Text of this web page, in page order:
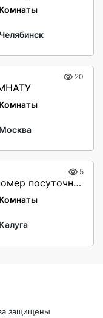
Комнаты
Челябинск
20
Комнаты
Москва
5
Сдается номер посуточно Калуга
Комнаты
Калуга
защищены